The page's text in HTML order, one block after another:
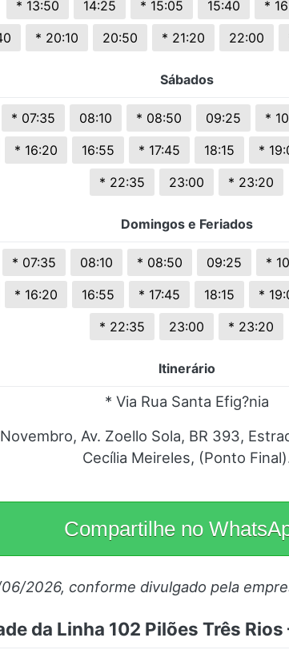
* 13:50 14:25 * 15:05 15:40 *
* 20:10 20:50 * 21:20 22:00
Sábados
* 07:35 08:10 * 08:50 09:25 *
* 16:20 16:55 * 17:45 18:15 *
* 22:35
23:00 * 23:20
Domingos e Feriados
* 07:35 08:10 * 08:50 09:25 *
* 16:20 16:55 * 17:45 18:15 *
* 22:35
23:00 * 23:20
Itinerário
* Via Rua Santa Efig?nia
Av. Zoello Sola, BR 393,
Cecília Meireles, (Ponto
Compartilhe no
2026, conforme divulgado pela
da Linha 102 Pilões Três